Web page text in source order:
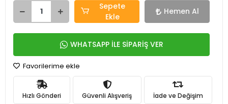
Sepete
Ekle
Hemen Al
WHATSAPP İLE SİPARİŞ VER
Favorilerime ekle
Hızlı Gönderi Güvenli Alışveriş İade ve Değişim